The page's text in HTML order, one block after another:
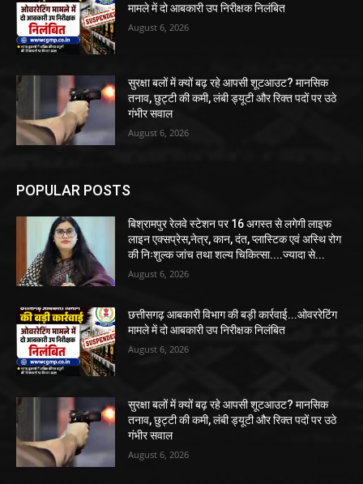
मामले में दो आबकारी उप निरीक्षक निलंबित
August 6, 2026
सुरक्षा बलों में क्यों बढ़ रहे आपसी शूटआउट? मानसिक
तनाव, छुट्टी की कमी, लंबी ड्यूटी और रिक्त पदों पर उठे
गंभीर सवाल
August 6, 2026
POPULAR POSTS
बिश्रामपुर रेलवे स्टेशन पर 16 अगस्त से लगेगी लाइफ
लाइन एक्सप्रेस,नेत्र, कान, दंत, प्लास्टिक एवं अस्थि रोग
की निःशुल्क जांच तथा शल्य चिकित्सा....ज्यादा से...
August 6, 2026
छत्तीसगढ़ आबकारी विभाग की बड़ी कार्रवाई...ओवररेटिंग
मामले में दो आबकारी उप निरीक्षक निलंबित
August 6, 2026
सुरक्षा बलों में क्यों बढ़ रहे आपसी शूटआउट? मानसिक
तनाव, छुट्टी की कमी, लंबी ड्यूटी और रिक्त पदों पर उठे
गंभीर सवाल
August 6, 2026